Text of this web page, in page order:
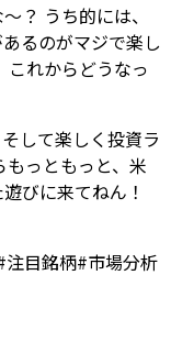
？ うち的には、
るのがマジで楽し
これからどうなっ
して楽しく投資ラ
っともっと、米
びに来てねん！
注目銘柄#市場分析